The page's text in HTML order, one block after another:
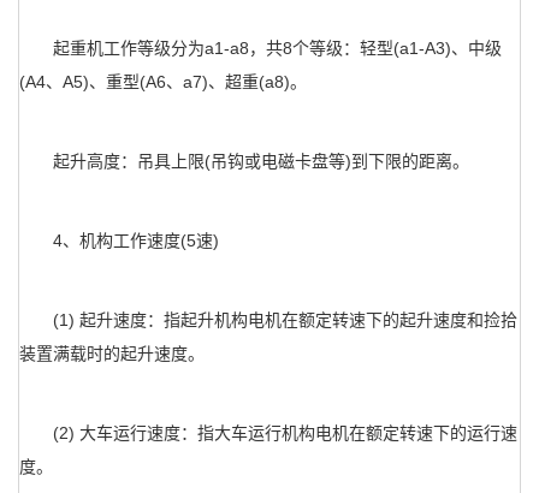
起重机工作等级分为a1-a8，共8个等级：轻型(a1-A3)、中级
(A4、A5)、重型(A6、a7)、超重(a8)。
起升高度：吊具上限(吊钩或电磁卡盘等)到下限的距离。
4、机构工作速度(5速)
(1) 起升速度：指起升机构电机在额定转速下的起升速度和捡拾
装置满载时的起升速度。
(2) 大车运行速度：指大车运行机构电机在额定转速下的运行速
度。